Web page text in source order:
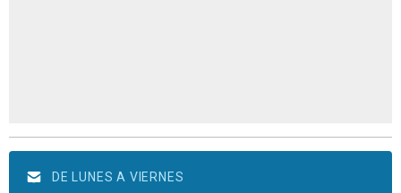
DE LUNES A VIERNES